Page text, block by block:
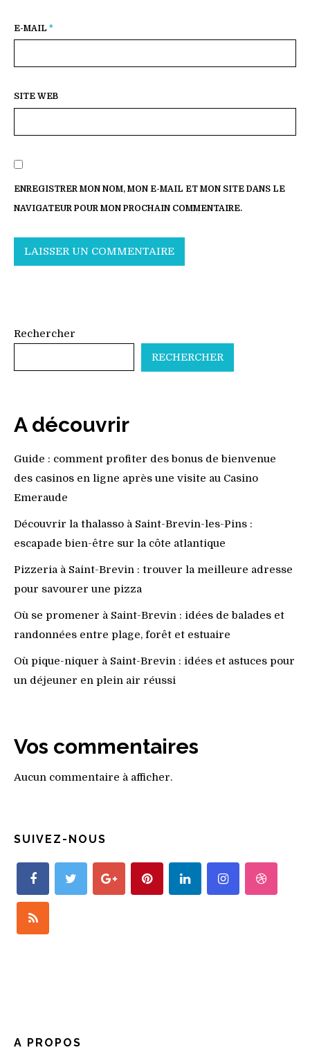
E-MAIL *
SITE WEB
ENREGISTRER MON NOM, MON E-MAIL ET MON SITE DANS LE
NAVIGATEUR POUR MON PROCHAIN COMMENTAIRE.
Rechercher
RECHERCHER
A découvrir
Guide : comment profiter des bonus de bienvenue
des casinos en ligne après une visite au Casino
Emeraude
Découvrir la thalasso à Saint-Brevin-les-Pins :
escapade bien-être sur la côte atlantique
Pizzeria à Saint-Brevin : trouver la meilleure adresse
pour savourer une pizza
Où se promener à Saint-Brevin : idées de balades et
randonnées entre plage, forêt et estuaire
Où pique-niquer à Saint-Brevin : idées et astuces pour
un déjeuner en plein air réussi
Vos commentaires
Aucun commentaire à afficher.
SUIVEZ-NOUS
A PROPOS